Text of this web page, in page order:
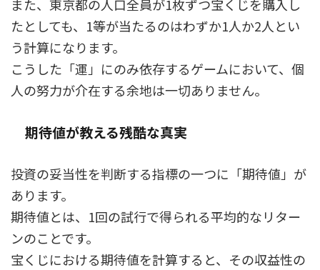
また、東京都の人口全員が1枚ずつ宝くじを購入し
たとしても、1等が当たるのはわずか1人か2人とい
う計算になります。
こうした「運」にのみ依存するゲームにおいて、個
人の努力が介在する余地は一切ありません。
期待値が教える残酷な真実
投資の妥当性を判断する指標の一つに「期待値」が
あります。
期待値とは、1回の試行で得られる平均的なリター
ンのことです。
宝くじにおける期待値を計算すると、その収益性の